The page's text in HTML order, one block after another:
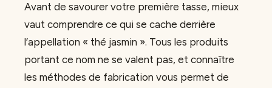
Avant de savourer votre première tasse, mieux
vaut comprendre ce qui se cache derrière
l’appellation « thé jasmin ». Tous les produits
portant ce nom ne se valent pas, et connaître
les méthodes de fabrication vous permet de